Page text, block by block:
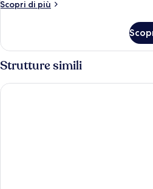
House
Type
Randomly
Assigned)
Scopri di più
Altri
of
House
(Room
Type
Randomly
Strutture simili
Busan Business Hotel